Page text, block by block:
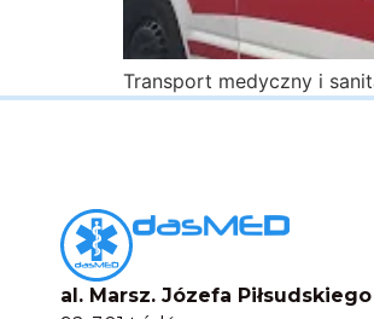
Transport medyczny i
al. Marsz. Józefa Piłsudskiego